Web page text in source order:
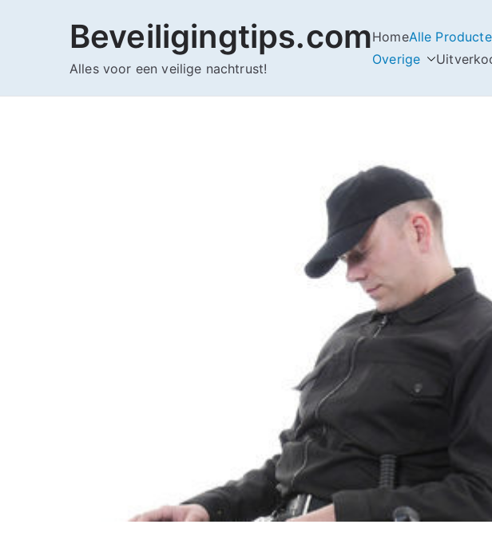
Beveiligingtips.com
Alles voor een veilige nachtrust!
HomeAlle
Overige